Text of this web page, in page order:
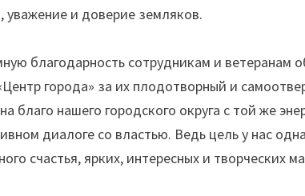
и доверие земляков.
благодарность сотрудникам и ветеранам
города» за их плодотворный и
благо нашего городского округа с той же
диалоге со властью. Ведь цель у нас
счастья, ярких, интересных и творческих